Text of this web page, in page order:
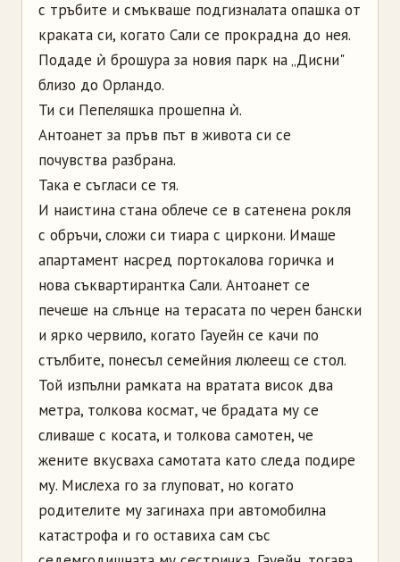
с тръбите и смъкваше подгизналата опашка от
краката си, когато Сали се прокрадна до нея.
Подаде ѝ брошура за новия парк на „Дисни"
близо до Орландо.
Ти си Пепеляшка прошепна ѝ.
Антоанет за пръв път в живота си се
почувства разбрана.
Така е съгласи се тя.
И наистина стана облече се в сатенена рокля
с обръчи, сложи си тиара с циркони. Имаше
апартамент насред портокалова горичка и
нова съквартирантка Сали. Антоанет се
печеше на слънце на терасата по черен бански
и ярко червило, когато Гауейн се качи по
стълбите, понесъл семейния люлеещ се стол.
Той изпълни рамката на вратата висок два
метра, толкова космат, че брадата му се
сливаше с косата, и толкова самотен, че
жените вкусваха самотата като следа подире
му. Мислеха го за глуповат, но когато
родителите му загинаха при автомобилна
катастрофа и го оставиха сам със